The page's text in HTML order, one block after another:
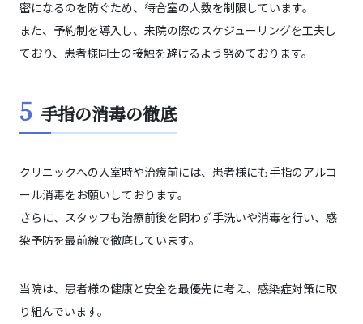
密になるのを防ぐため、待合室の人数を制限しています。
また、予約制を導入し、来院の際のスケジューリングを工夫し
ており、患者様同士の接触を避けるよう努めております。
5 手指の消毒の徹底
クリニックへの入室時や治療前には、患者様にも手指のアルコ
ール消毒をお願いしております。
さらに、スタッフも治療前後を問わず手洗いや消毒を行い、感
染予防を最前線で徹底しています。
当院は、患者様の健康と安全を最優先に考え、感染症対策に取
り組んでいます。